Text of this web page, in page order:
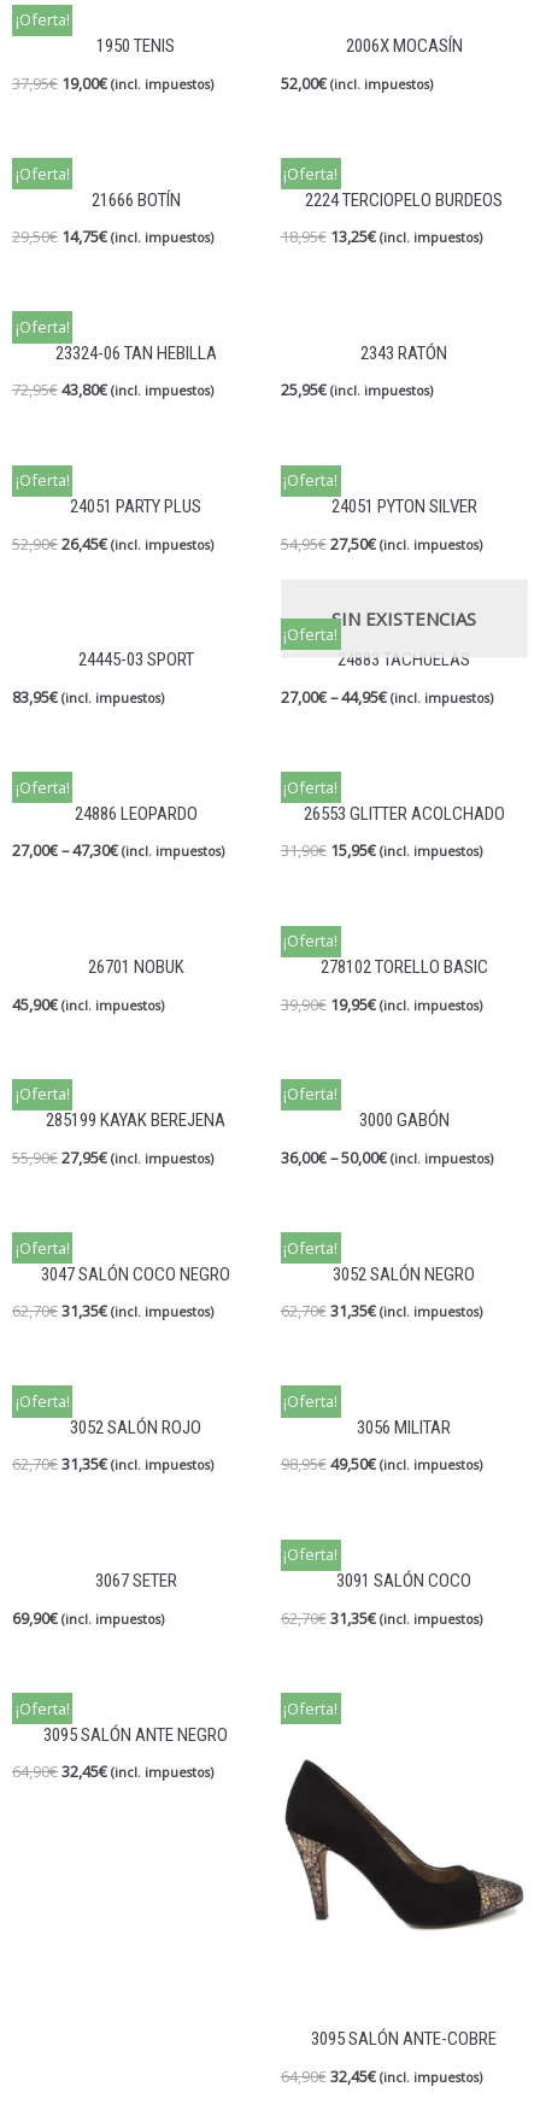
¡Oferta!
1950 TENIS
37,95€ 19,00€ (incl. impuestos)
2006X MOCASÍN
52,00€ (incl. impuestos)
¡Oferta!
21666 BOTÍN
29,50€ 14,75€ (incl. impuestos)
¡Oferta!
2224 TERCIOPELO BURDEOS
18,95€ 13,25€ (incl. impuestos)
¡Oferta!
23324-06 TAN HEBILLA
72,95€43,80€ (incl. impuestos)
2343 RATÓN
25,95€ (incl. impuestos)
¡Oferta!
24051 PARTY PLUS
52,90€26,45€ (incl. impuestos)
¡Oferta!
24051 PYTON SILVER
54,95€27,50€ (incl. impuestos)
24445-03 SPORT
83,95€ (incl. impuestos)
SIN EXISTENCIAS
¡Oferta!
24883 TACHUELAS
27,00€–44,95€ (incl. impuestos)
¡Oferta!
24886 LEOPARDO
27,00€–47,30€ (incl. impuestos)
¡Oferta!
26553 GLITTER ACOLCHADO
31,90€ 15,95€ (incl. impuestos)
26701 NOBUK
45,90€ (incl. impuestos)
¡Oferta!
278102 TORELLO BASIC
39,90€ 19,95€ (incl. impuestos)
¡Oferta!
285199 KAYAK BEREJENA
55,90€27,95€ (incl. impuestos)
¡Oferta!
3000 GABÓN
36,00€–50,00€ (incl. impuestos)
¡Oferta!
3047 SALÓN COCO NEGRO
62,70€31,35€ (incl. impuestos)
¡Oferta!
3052 SALÓN NEGRO
62,70€31,35€ (incl. impuestos)
¡Oferta!
3052 SALÓN ROJO
62,70€31,35€ (incl. impuestos)
¡Oferta!
3056 MILITAR
98,95€49,50€ (incl. impuestos)
3067 SETER
69,90€ (incl. impuestos)
¡Oferta!
3091 SALÓN COCO
62,70€31,35€ (incl. impuestos)
¡Oferta!
3095 SALÓN ANTE NEGRO
64,90€32,45€ (incl. impuestos)
¡Oferta!
3095 SALÓN ANTE-COBRE
64,90€32,45€ (incl. impuestos)